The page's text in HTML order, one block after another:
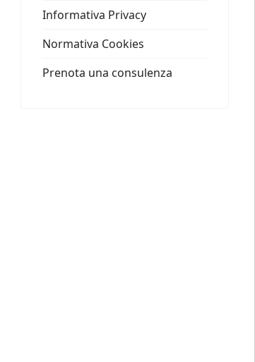
Informativa Privacy
Normativa Cookies
Prenota una consulenza